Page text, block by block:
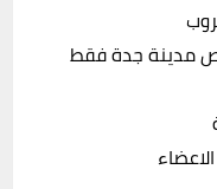
مدينة جدة فقط